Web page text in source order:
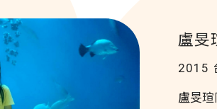
盧旻
2015
盧旻